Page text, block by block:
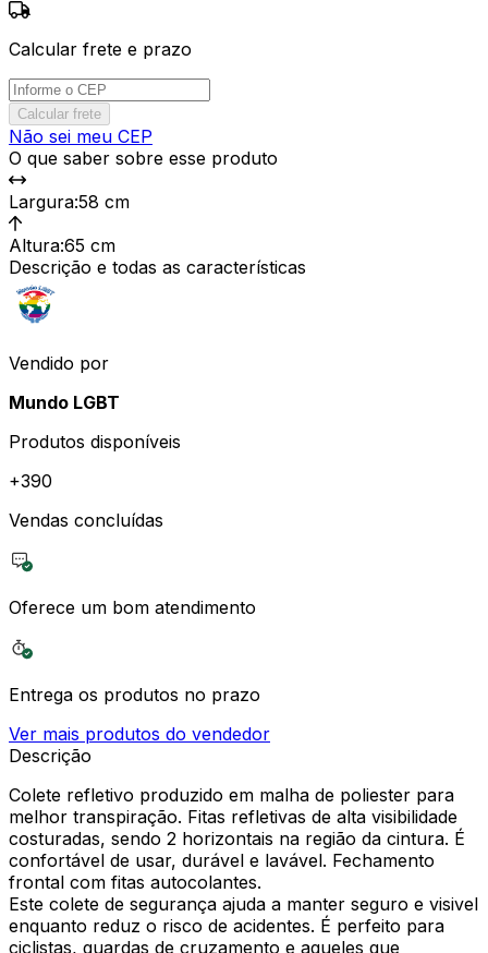
Calcular frete e prazo
Calcular frete
Não sei meu CEP
O que saber sobre esse produto
Largura:58 cm
Altura:65 cm
Descrição e todas as características
Vendido por
Mundo LGBT
Produtos disponíveis
+390
Vendas concluídas
Oferece um bom atendimento
Entrega os produtos no prazo
Ver mais produtos do vendedor
Descrição
Colete refletivo produzido em malha de poliester para
melhor transpiração. Fitas refletivas de alta visibilidade
costuradas, sendo 2 horizontais na região da cintura. É
confortável de usar, durável e lavável. Fechamento
frontal com fitas autocolantes.
Este colete de segurança ajuda a manter seguro e visivel
enquanto reduz o risco de acidentes. É perfeito para
ciclistas, guardas de cruzamento e aqueles que